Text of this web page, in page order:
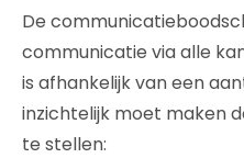
De
communicatie via alle
is afhankelijk van een
inzichtelijk moet maken
te stellen: